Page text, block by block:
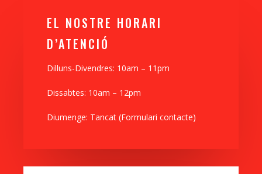
EL NOSTRE HORARI
D’ATENCIÓ
Dilluns-Divendres: 10am – 11pm
Dissabtes: 10am – 12pm
Diumenge: Tancat (Formulari contacte)